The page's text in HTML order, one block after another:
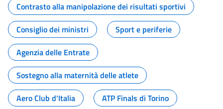
Contrasto alla manipolazione dei risultati sportivi
Consiglio dei ministri
Sport e periferie
Agenzia delle Entrate
Sostegno alla maternità delle atlete
Aero Club d'Italia
ATP Finals di Torino